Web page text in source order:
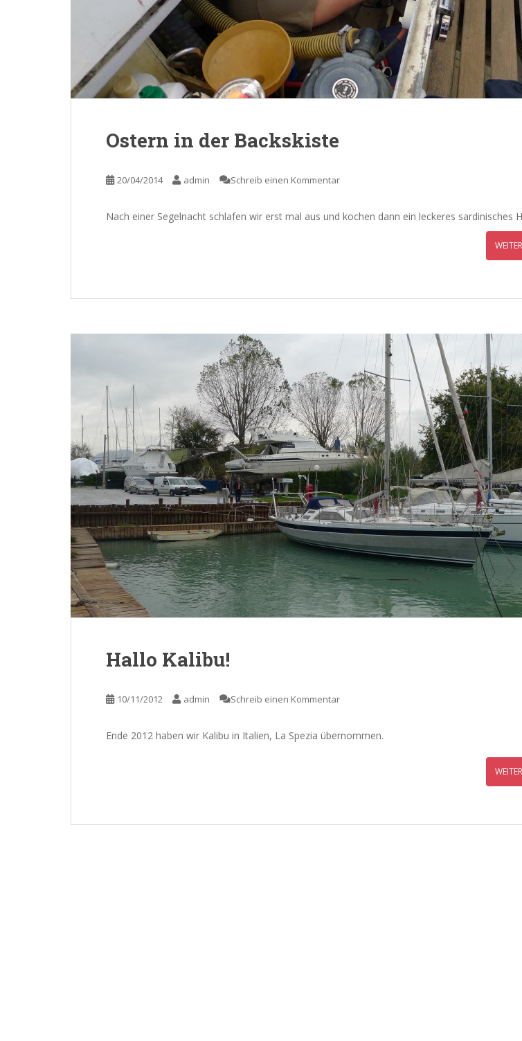
Ostern in der Backskiste
20/04/2014 admin Schreib einen Kommentar
Nach einer Segelnacht schlafen wir erst mal aus und kochen dann ein leckeres sardinisches
Hallo Kalibu!
10/11/2012 admin Schreib einen Kommentar
Ende 2012 haben wir Kalibu in Italien, La Spezia übernommen.